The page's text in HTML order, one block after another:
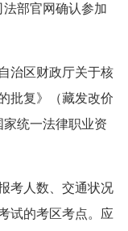
法部官网确认参加
治区财政厅关于核
批复》（藏发改价
家统一法律职业资
考人数、交通状况
试的考区考点。应